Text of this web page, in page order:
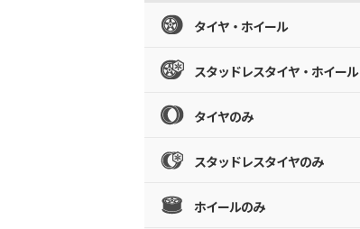
タイヤ・ホイール
スタッドレスタイヤ・ホイール
タイヤのみ
スタッドレスタイヤのみ
ホイールのみ